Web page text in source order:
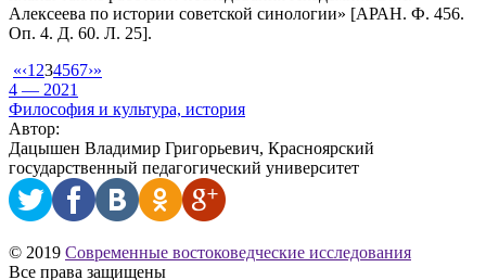
Алексеева по истории советской синологии» [АРАН. Ф. 456.
Оп. 4. Д. 60. Л. 25].
«‹1 234567›»
4 — 2021
Философия и культура, история
Автор:
Дацышен Владимир Григорьевич, Красноярский
государственный педагогический университет
© 2019 Современные востоковедческие исследования
Все права защищены